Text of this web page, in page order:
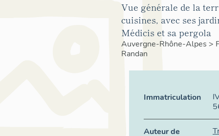
Vue générale de la
cuisines, avec ses
Médicis et sa pergola
Auvergne-Rhône-Alpes >
Randan
Immatriculation
Auteur de